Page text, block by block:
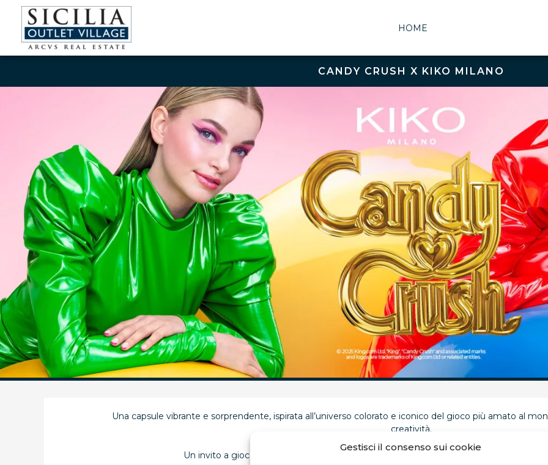
Gestisci il consenso sui cookie
HOME
CANDY CRUSH X KIKO MILANO
Una capsule vibrante e sorprendente, ispirata all’universo colorato e iconico del gioco più amato al
creatività.
Un invito a giocare con il make-up e a riscoprire il piacere di esprimersi senza regole,